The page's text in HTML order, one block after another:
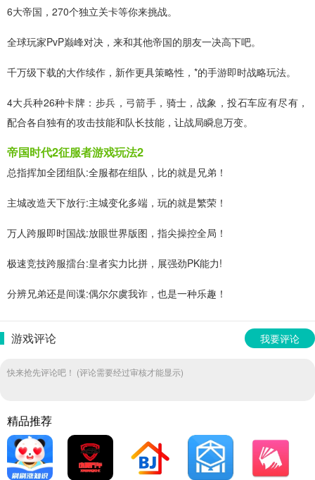
6大帝国，270个独立关卡等你来挑战。
全球玩家PvP巅峰对决，来和其他帝国的朋友一决高下吧。
千万级下载的大作续作，新作更具策略性，*的手游即时战略玩法。
4大兵种26种卡牌：步兵，弓箭手，骑士，战象，投石车应有尽有，
配合各自独有的攻击技能和队长技能，让战局瞬息万变。
帝国时代2征服者游戏玩法2
总指挥加全团组队:全服都在组队，比的就是兄弟！
主城改造天下放行:主城变化多端，玩的就是繁荣！
万人跨服即时国战:放眼世界版图，指尖操控全局！
极速竞技跨服擂台:皇者实力比拼，展强劲PK能力!
分辨兄弟还是间谍:偶尔尔虞我诈，也是一种乐趣！
游戏评论 我要评论
快来抢先评论吧！ (评论需要经过审核才能显示)
精品推荐